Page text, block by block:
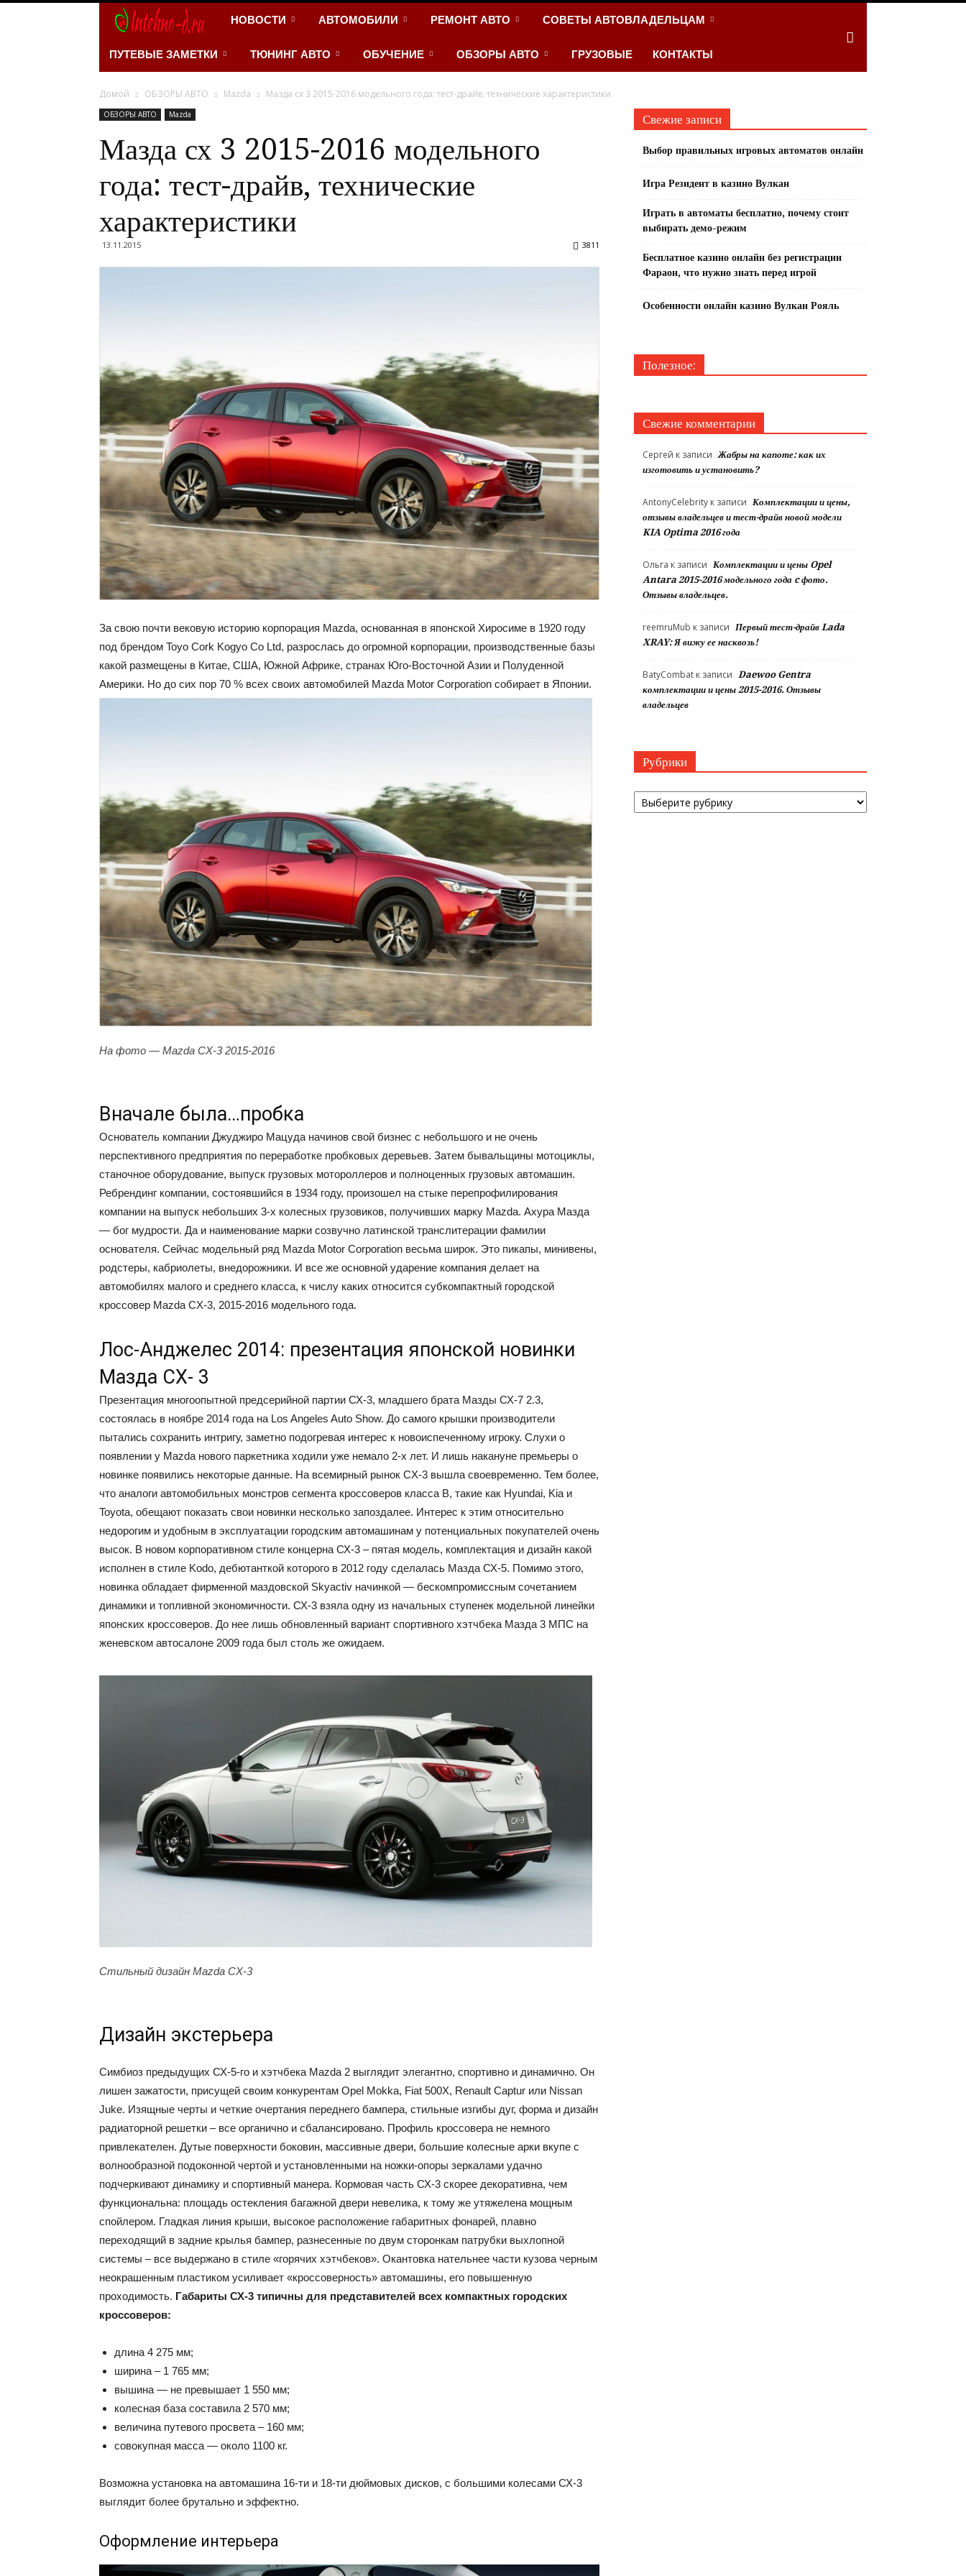
INTEHNO-
D.RU
–
про
автомобили
и
НОВОСТИ АВТОМОБИЛИ РЕМОНТ АВТО СОВЕТЫ АВТОВЛАДЕЛЬЦАМ
ПУТЕВЫЕ ЗАМЕТКИ ТЮНИНГ АВТО ОБУЧЕНИЕ ОБЗОРЫ АВТО ГРУЗОВЫЕ КОНТАКТЫ
Домой ОБЗОРЫ АВТО Mazda Мазда сх 3 2015-2016 модельного года: тест-драйв, технические характеристики
ОБЗОРЫ АВТО Mazda
Мазда сх 3 2015-2016 модельного
года: тест-драйв, технические
характеристики
13.11.2015 3811
За свою почти вековую историю корпорация Mazda, основанная в японской Хиросиме в 1920 году
под брендом Toyo Cork Kogyo Co Ltd, разрослась до огромной корпорации, производственные базы
какой размещены в Китае, США, Южной Африке, странах Юго-Восточной Азии и Полуденной
Америки. Но до сих пор 70 % всех своих автомобилей Mazda Motor Corporation собирает в Японии.
На фото — Mazda CX-3 2015-2016
Вначале была…пробка
Основатель компании Джуджиро Мацуда начинов свой бизнес с небольшого и не очень
перспективного предприятия по переработке пробковых деревьев. Затем бывальщины мотоциклы,
станочное оборудование, выпуск грузовых мотороллеров и полноценных грузовых автомашин.
Ребрендинг компании, состоявшийся в 1934 году, произошел на стыке перепрофилирования
компании на выпуск небольших 3-х колесных грузовиков, получивших марку Mazda. Ахура Мазда
— бог мудрости. Да и наименование марки созвучно латинской транслитерации фамилии
основателя. Сейчас модельный ряд Mazda Motor Corporation весьма широк. Это пикапы, минивены,
родстеры, кабриолеты, внедорожники. И все же основной ударение компания делает на
автомобилях малого и среднего класса, к числу каких относится субкомпактный городской
кроссовер Mazda CX-3, 2015-2016 модельного года.
Лос-Анджелес 2014: презентация японской новинки
Мазда СХ- 3
Презентация многоопытной предсерийной партии СХ-3, младшего брата Мазды СХ-7 2.3,
состоялась в ноябре 2014 года на Los Angeles Auto Show. До самого крышки производители
пытались сохранить интригу, заметно подогревая интерес к новоиспеченному игроку. Слухи о
появлении у Mazda нового паркетника ходили уже немало 2-х лет. И лишь накануне премьеры о
новинке появились некоторые данные. На всемирный рынок CX-3 вышла своевременно. Тем более,
что аналоги автомобильных монстров сегмента кроссоверов класса В, такие как Hyundai, Kia и
Toyota, обещают показать свои новинки несколько запоздалее. Интерес к этим относительно
недорогим и удобным в эксплуатации городским автомашинам у потенциальных покупателей очень
высок. В новом корпоративном стиле концерна СХ-3 – пятая модель, комплектация и дизайн какой
исполнен в стиле Kodo, дебютанткой которого в 2012 году сделалась Мазда СХ-5. Помимо этого,
новинка обладает фирменной маздовской Skyactiv начинкой — бескомпромиссным сочетанием
динамики и топливной экономичности. СХ-3 взяла одну из начальных ступенек модельной линейки
японских кроссоверов. До нее лишь обновленный вариант спортивного хэтчбека Мазда 3 МПС на
женевском автосалоне 2009 года был столь же ожидаем.
Стильный дизайн Mazda CX-3
Дизайн экстерьера
Симбиоз предыдущих СХ-5-го и хэтчбека Mazda 2 выглядит элегантно, спортивно и динамично. Он
лишен зажатости, присущей своим конкурентам Opel Mokka, Fiat 500X, Renault Captur или Nissan
Juke. Изящные черты и четкие очертания переднего бампера, стильные изгибы дуг, форма и дизайн
радиаторной решетки – все органично и сбалансировано. Профиль кроссовера не немного
привлекателен. Дутые поверхности боковин, массивные двери, большие колесные арки вкупе с
волнообразной подоконной чертой и установленными на ножки-опоры зеркалами удачно
подчеркивают динамику и спортивный манера. Кормовая часть СХ-3 скорее декоративна, чем
функциональна: площадь остекления багажной двери невелика, к тому же утяжелена мощным
спойлером. Гладкая линия крыши, высокое расположение габаритных фонарей, плавно
переходящий в задние крылья бампер, разнесенные по двум сторонкам патрубки выхлопной
системы – все выдержано в стиле «горячих хэтчбеков». Окантовка нательнее части кузова черным
неокрашенным пластиком усиливает «кроссоверность» автомашины, его повышенную
проходимость. Габариты СХ-3 типичны для представителей всех компактных городских
кроссоверов:
длина 4 275 мм;
ширина – 1 765 мм;
вышина — не превышает 1 550 мм;
колесная база составила 2 570 мм;
величина путевого просвета – 160 мм;
совокупная масса — около 1100 кг.
Возможна установка на автомашина 16-ти и 18-ти дюймовых дисков, с большими колесами СХ-3
выглядит более брутально и эффектно.
Оформление интерьера
Свежие записи
Выбор правильных игровых автоматов онлайн
Игра Резидент в казино Вулкан
Играть в автоматы бесплатно, почему стоит
выбирать демо-режим
Бесплатное казино онлайн без регистрации
Фараон, что нужно знать перед игрой
Особенности онлайн казино Вулкан Рояль
Полезное:
Свежие комментарии
Сергей к записи Жабры на капоте: как их
изготовить и установить?
AntonyCelebrity к записи Комплектации и цены,
отзывы владельцев и тест-драйв новой модели
KIA Optima 2016 года
Ольга к записи Комплектации и цены Opel
Antara 2015-2016 модельного года c фото.
Отзывы владельцев.
reemruMub к записи Первый тест-драйв Lada
XRAY: Я вижу ее насквозь!
BatyCombat к записи Daewoo Gentra
комплектации и цены 2015-2016. Отзывы
владельцев
Рубрики
Рубрики